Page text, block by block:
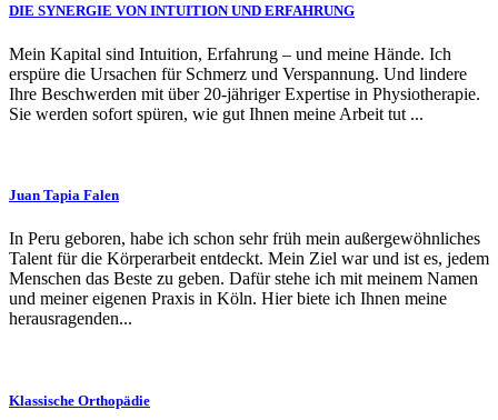
DIE SYNERGIE VON INTUITION UND ERFAHRUNG
Mein Kapital sind Intuition, Erfahrung – und meine Hände. Ich
erspüre die Ursachen für Schmerz und Verspannung. Und lindere
Ihre Beschwerden mit über 20-jähriger Expertise in Physiotherapie.
Sie werden sofort spüren, wie gut Ihnen meine Arbeit tut ...
Juan Tapia Falen
In Peru geboren, habe ich schon sehr früh mein außergewöhnliches
Talent für die Körperarbeit entdeckt. Mein Ziel war und ist es, jedem
Menschen das Beste zu geben. Dafür stehe ich mit meinem Namen
und meiner eigenen Praxis in Köln. Hier biete ich Ihnen meine
herausragenden...
Klassische Orthopädie